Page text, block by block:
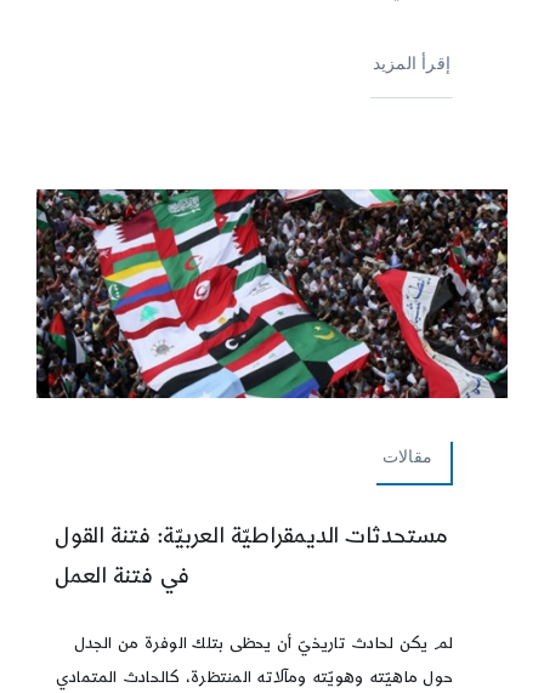
إقرأ المزيد
مقالات
مستحدثات الديمقراطيّة العربيّة: فتنة القول
في فتنة العمل
لم يكن لحادث تاريخيّ أن يحظى بتلك الوفرة من الجدل
حول ماهيّته وهويّته ومآلاته المنتظرة، كالحادث المتمادي